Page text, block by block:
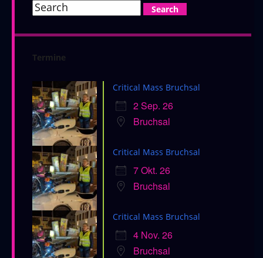
Termine
Critical Mass Bruchsal
2 Sep. 26
Bruchsal
Critical Mass Bruchsal
7 Okt. 26
Bruchsal
Critical Mass Bruchsal
4 Nov. 26
Bruchsal